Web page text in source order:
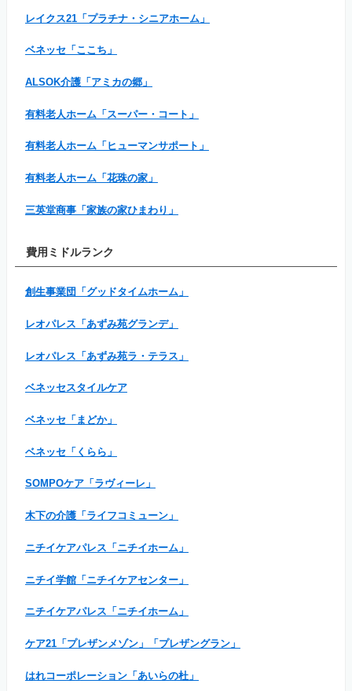
レイクス21「プラチナ・シニアホーム」
ベネッセ「ここち」
ALSOK介護「アミカの郷」
有料老人ホーム「スーパー・コート」
有料老人ホーム「ヒューマンサポート」
有料老人ホーム「花珠の家」
三英堂商事「家族の家ひまわり」
費用ミドルランク
創生事業団「グッドタイムホーム」
レオパレス「あずみ苑グランデ」
レオパレス「あずみ苑ラ・テラス」
ベネッセスタイルケア
ベネッセ「まどか」
ベネッセ「くらら」
SOMPOケア「ラヴィーレ」
木下の介護「ライフコミューン」
ニチイケアパレス「ニチイホーム」
ニチイ学館「ニチイケアセンター」
ニチイケアパレス「ニチイホーム」
ケア21「プレザンメゾン」「プレザングラン」
はれコーポレーション「あいらの杜」